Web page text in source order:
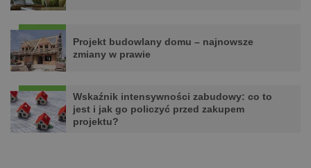
Projekt budowlany domu – najnowsze
zmiany w prawie
Wskaźnik intensywności zabudowy: co to
jest i jak go policzyć przed zakupem
projektu?